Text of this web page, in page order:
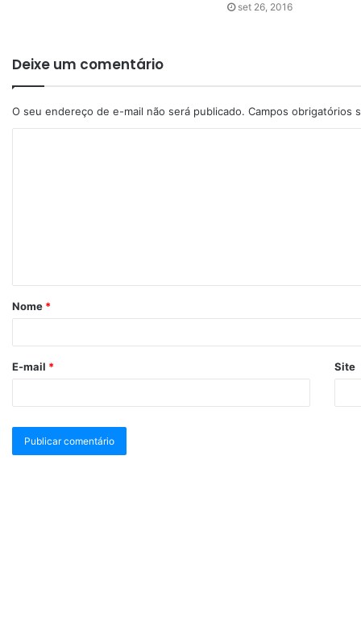
set 26, 2016
Deixe um comentário
O seu endereço de e-mail não será publicado. Campos obrigatórios
Nome *
E-mail * Site